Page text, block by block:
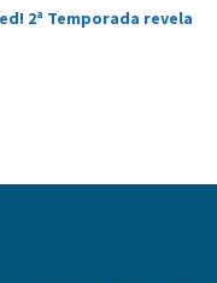
2ª Temporada revela